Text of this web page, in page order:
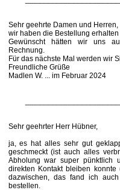
Sehr geehrte Damen und Herren,
wir haben die Bestellung
Gewünscht hätten wir uns
Rechnung.
Für das nächste Mal werden wir
Freundliche Grüße
Madlen W. ... im Februar 2024
Sehr geehrter Herr Hübner,
ja, es hat alles sehr gut
geschmeckt (ist auch alles
Abholung war super pünktlich
direkten Kontakt bleiben
dazwischen, das fand ich
bestellen.